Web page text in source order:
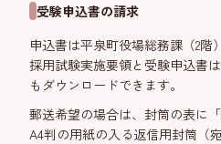
受験申込書の請求
申込書は平泉町役場総務課（2階
採用試験実施要領と受験申込書
もダウンロードできます。
郵送希望の場合は、封筒の表に
A4判の用紙の入る返信用封筒（